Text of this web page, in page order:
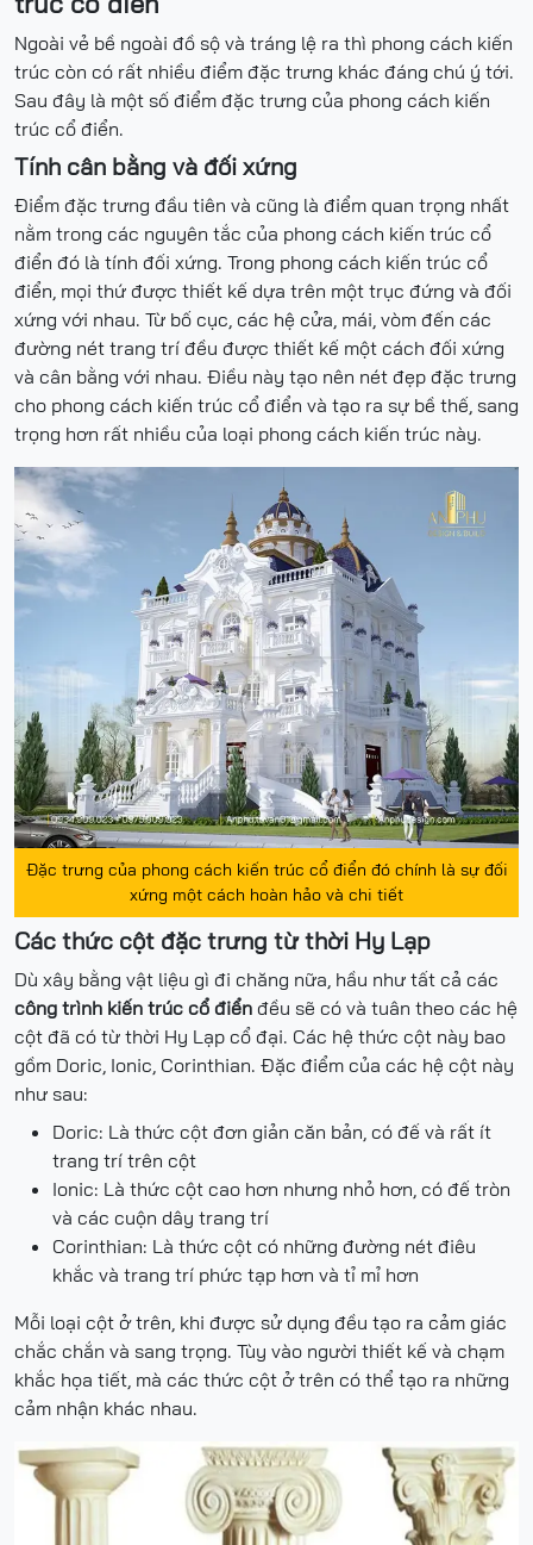
Ngoài vẻ bề ngoài đồ sộ và tráng lệ ra thì phong cách kiến
trúc còn có rất nhiều điểm đặc trưng khác đáng chú ý tới.
Sau đây là một số điểm đặc trưng của phong cách kiến
trúc cổ điển.
Tính cân bằng và đối xứng
Điểm đặc trưng đầu tiên và cũng là điểm quan trọng nhất
nằm trong các nguyên tắc của phong cách kiến trúc cổ
điển đó là tính đối xứng. Trong phong cách kiến trúc cổ
điển, mọi thứ được thiết kế dựa trên một trục đứng và đối
xứng với nhau. Từ bố cục, các hệ cửa, mái, vòm đến các
đường nét trang trí đều được thiết kế một cách đối xứng
và cân bằng với nhau. Điều này tạo nên nét đẹp đặc trưng
cho phong cách kiến trúc cổ điển và tạo ra sự bề thế, sang
trọng hơn rất nhiều của loại phong cách kiến trúc này.
Đặc trưng của phong cách kiến trúc cổ điển đó chính là sự đối
xứng một cách hoàn hảo và chi tiết
Các thức cột đặc trưng từ thời Hy Lạp
Dù xây bằng vật liệu gì đi chăng nữa, hầu như tất cả các
công trình kiến trúc cổ điển đều sẽ có và tuân theo các hệ
cột đã có từ thời Hy Lạp cổ đại. Các hệ thức cột này bao
gồm Doric, Ionic, Corinthian. Đặc điểm của các hệ cột này
như sau:
Doric: Là thức cột đơn giản căn bản, có đế và rất ít
trang trí trên cột
Ionic: Là thức cột cao hơn nhưng nhỏ hơn, có đế tròn
và các cuộn dây trang trí
Corinthian: Là thức cột có những đường nét điêu
khắc và trang trí phức tạp hơn và tỉ mỉ hơn
Mỗi loại cột ở trên, khi được sử dụng đều tạo ra cảm giác
chắc chắn và sang trọng. Tùy vào người thiết kế và chạm
khắc họa tiết, mà các thức cột ở trên có thể tạo ra những
cảm nhận khác nhau.